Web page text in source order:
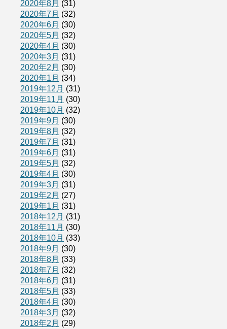
2020年8月 (31)
2020年7月 (32)
2020年6月 (30)
2020年5月 (32)
2020年4月 (30)
2020年3月 (31)
2020年2月 (30)
2020年1月 (34)
2019年12月 (31)
2019年11月 (30)
2019年10月 (32)
2019年9月 (30)
2019年8月 (32)
2019年7月 (31)
2019年6月 (31)
2019年5月 (32)
2019年4月 (30)
2019年3月 (31)
2019年2月 (27)
2019年1月 (31)
2018年12月 (31)
2018年11月 (30)
2018年10月 (33)
2018年9月 (30)
2018年8月 (33)
2018年7月 (32)
2018年6月 (31)
2018年5月 (33)
2018年4月 (30)
2018年3月 (32)
2018年2月 (29)